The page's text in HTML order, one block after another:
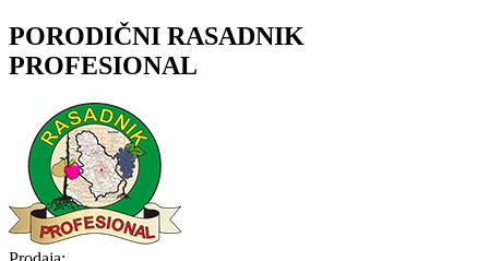
PORODIČNI RASADNIK
PROFESIONAL